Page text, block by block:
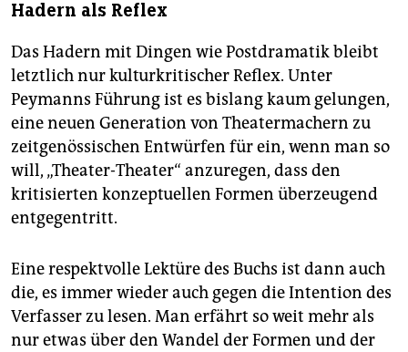
Hadern als Reflex
Das Hadern mit Dingen wie Postdramatik bleibt
letztlich nur kulturkritischer Reflex. Unter
Peymanns Führung ist es bislang kaum gelungen,
eine neuen Generation von Theatermachern zu
zeitgenössischen Entwürfen für ein, wenn man so
will, „Theater-Theater“ anzuregen, dass den
kritisierten konzeptuellen Formen überzeugend
entgegentritt.
Eine respektvolle Lektüre des Buchs ist dann auch
die, es immer wieder auch gegen die Intention des
Verfasser zu lesen. Man erfährt so weit mehr als
nur etwas über den Wandel der Formen und der